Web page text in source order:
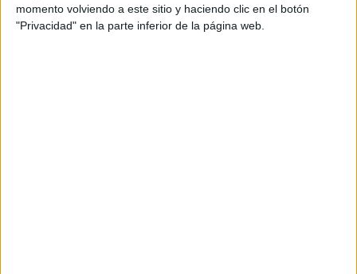
momento volviendo a este sitio y haciendo clic en el botón
"Privacidad" en la parte inferior de la página web.